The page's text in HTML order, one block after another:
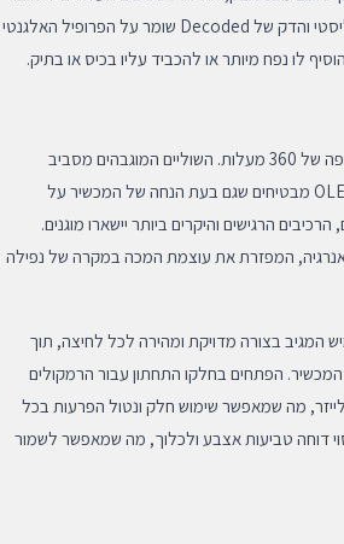
כתוצאה מחיכוך בתוך הכיסוי. העיצוב המינימליסטי והדק של Decoded שומר על הפרופיל האלגנטי
מעבר למראה היוקרתי, הכיסוי מציע הגנה מקיפה של 360 מעלות. השוליים המוגבהים מסביב
למערך המצלמות המתוחכם וסביב מסך ה-OLED מבטיחים שגם בעת הנחה של המכשיר על
הרגישים והיקרים ביותר יישארו מוגנים.
אנרגיה, המפזרת את עוצמת המכה במקרה של נפילה
המגיב בצורה מדויקת ומהירה לכל לחיצה, תוך
הפתחים בחלקו התחתון עבור הרמקולים
מה שמאפשר שימוש חלק ונטול הפרעות בכל
דוחה טביעות אצבע ולכלוך, מה שמאפשר לשמור